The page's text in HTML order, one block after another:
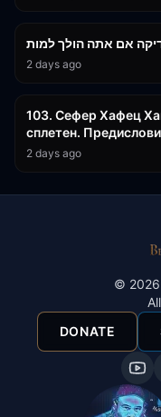
2 days ago
103. Сефер Хафец
сплетен.
2 days ago
© 2026
DONATE